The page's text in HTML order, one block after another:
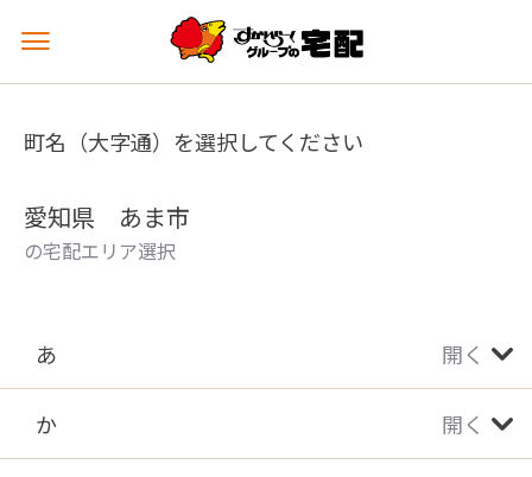
メ
ュ
を
町名（大字通）を選択してください
愛知県 あま市
の宅配エリア選択
あ 開く
か 開く